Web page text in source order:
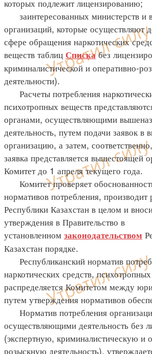
которых подлежит лицензированию;
заинтересованных министерств и
организаций, которые осуществляют
сфере обращения наркотических
веществ таблиц Спискабез
криминалистической и оперативно-
деятельности).
Расчеты потребления
психотропных веществ
органами, осуществляющими
деятельность, путем подачи заявок
организацию, а затем,
заявка представляется вышестоящей
Комитет до 1 апреля текущего года.
Комитет проверяет
нормативов потребления, производит
Республики Казахстан в целом и
утверждения в Правительство в
установленном законодательством
Казахстан порядке.
Республиканский норматив
наркотических средств,
распределяется Комитетом между
путем утверждения нормативов
Норматив потребления
осуществляющими деятельность без
(экспертную, криминалистическую и
розыскную деятельность),